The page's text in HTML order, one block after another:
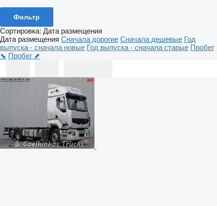
Фильтр
Сортировка: Дата размещения
Дата размещения Сначала дорогие Сначала дешевые Год
выпуска - сначала новые Год выпуска - сначала старые Пробег
⬊ Пробег ⬈